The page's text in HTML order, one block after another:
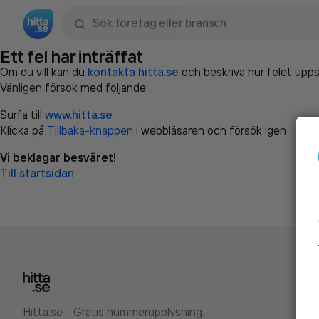
Ett fel har inträffat
Om du vill kan du kontakta hitta.se och beskriva hur felet
Vänligen försök med följande:
Surfa till www.hitta.se
Klicka på Tillbaka-knappen i webbläsaren och försök igen
Vi beklagar besväret!
Till startsidan
Hitta.se - Gratis nummerupplysning.